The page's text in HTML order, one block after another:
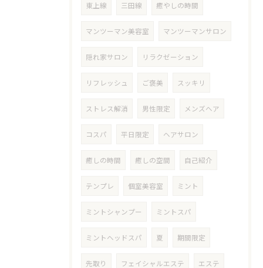
東上線 三田線 癒やしの時間
マンツーマン美容室 マンツーマンサロン
隠れ家サロン リラクゼーション
リフレッシュ ご褒美 スッキリ
ストレス解消 男性限定 メンズヘア
コスパ 平日限定 ヘアサロン
癒しの時間 癒しの空間 自己紹介
テンプレ 個室美容室 ミント
ミントシャンプー ミントスパ
ミントヘッドスパ 夏 期間限定
先取り フェイシャルエステ エステ